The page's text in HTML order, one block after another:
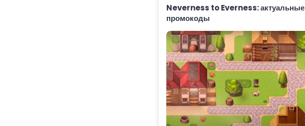
Neverness to Everness: актуальные
промокоды